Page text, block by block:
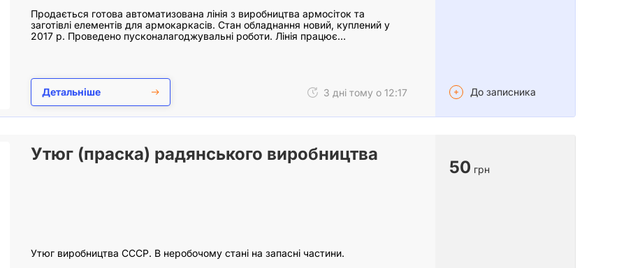
Продається готова автоматизована лінія з виробництва армосіток та
заготівлі елементів для армокаркасів. Стан обладнання новий, куплений у
2017 р. Проведено пусконалагоджувальні роботи. Лінія працює…
Детальніше 3 дні тому о 12:17 До записника
Утюг (праска) радянського виробництва
Утюг виробництва СССР. В неробочому стані на запасні частини.
50 грн